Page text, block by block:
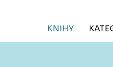
KNIHY